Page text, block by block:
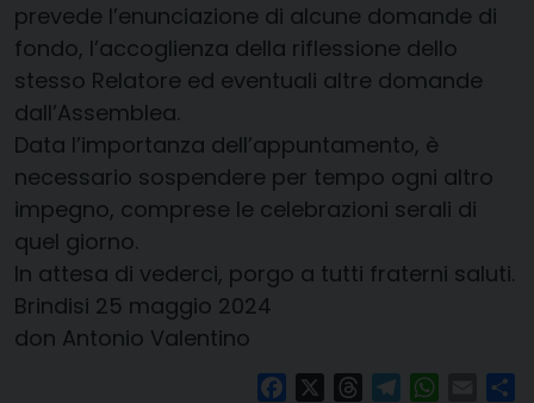
prevede l’enunciazione di alcune domande di
fondo, l’accoglienza della riflessione dello
stesso Relatore ed eventuali altre domande
dall’Assemblea.
Data l’importanza dell’appuntamento, è
necessario sospendere per tempo ogni altro
impegno, comprese le celebrazioni serali di
quel giorno.
In attesa di vederci, porgo a tutti fraterni saluti.
Brindisi 25 maggio 2024
don Antonio Valentino
FacebookThreadsTelegram Email